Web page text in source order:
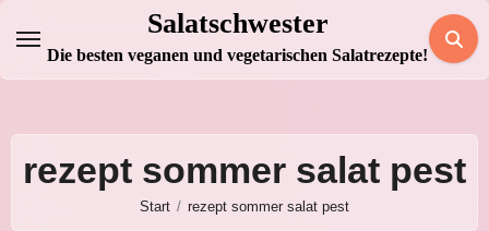
Inhalt
springen
Salatschwester
Die besten veganen und vegetarischen Salatrezepte!
rezept sommer salat pest
Start rezept sommer salat pest